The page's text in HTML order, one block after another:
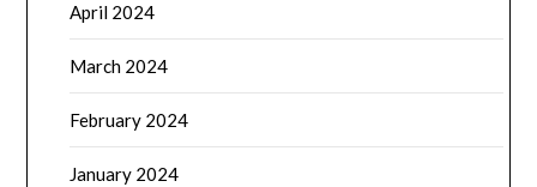
April 2024
March 2024
February 2024
January 2024